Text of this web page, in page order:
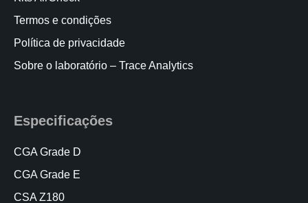
Termos e condições
Política de privacidade
Sobre o laboratório – Trace Analytics
Especificações
CGA Grade D
CGA Grade E
CSA Z180